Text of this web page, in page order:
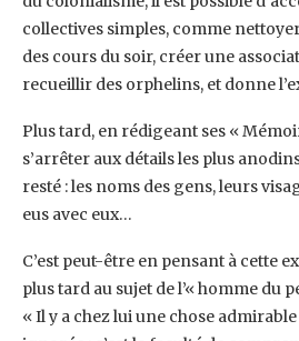
collectives simples, comme
des cours du soir, créer une
recueillir des orphelins, et donne
Plus tard, en rédigeant ses «
s’arrêter aux détails les plus
resté : les noms des gens, leurs
eus avec eux…
C’est peut-être en pensant à cette
plus tard au sujet de l’« homme du
« Il y a chez lui une chose